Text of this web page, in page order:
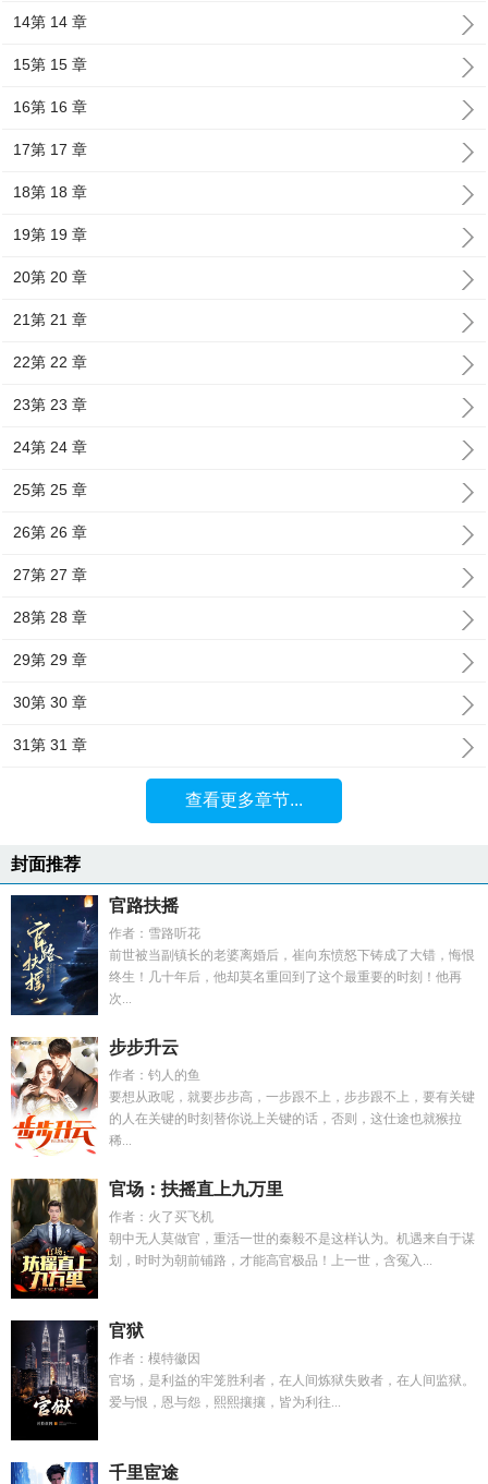
14第 14 章
15第 15 章
16第 16 章
17第 17 章
18第 18 章
19第 19 章
20第 20 章
21第 21 章
22第 22 章
23第 23 章
24第 24 章
25第 25 章
26第 26 章
27第 27 章
28第 28 章
29第 29 章
30第 30 章
31第 31 章
查看更多章节...
封面推荐
官路扶摇
作者：雪路听花
前世被当副镇长的老婆离婚后，崔向东愤怒下铸成了大错，悔恨
终生！几十年后，他却莫名重回到了这个最重要的时刻！他再
次...
步步升云
作者：钓人的鱼
要想从政呢，就要步步高，一步跟不上，步步跟不上，要有关键
的人在关键的时刻替你说上关键的话，否则，这仕途也就猴拉
稀...
官场：扶摇直上九万里
作者：火了买飞机
朝中无人莫做官，重活一世的秦毅不是这样认为。机遇来自于谋
划，时时为朝前铺路，才能高官极品！上一世，含冤入...
官狱
作者：模特徽因
官场，是利益的牢笼胜利者，在人间炼狱失败者，在人间监狱。
爱与恨，恩与怨，熙熙攘攘，皆为利往...
千里宦途